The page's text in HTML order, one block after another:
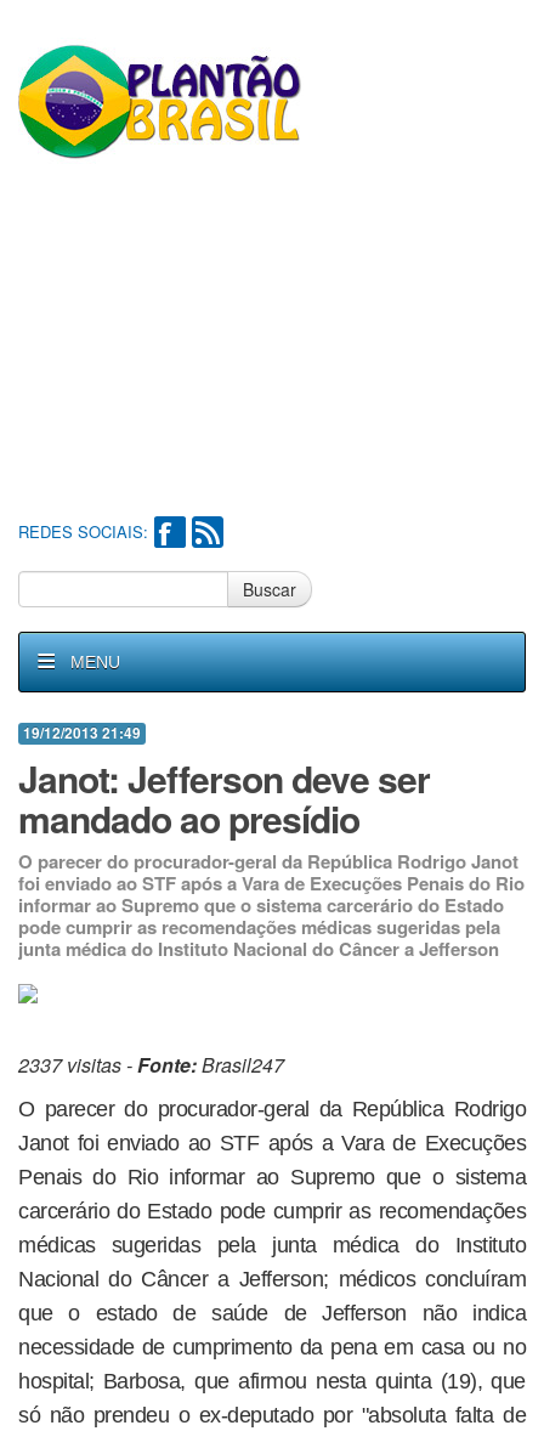
REDES SOCIAIS:
Buscar
MENU
19/12/2013 21:49
Janot: Jefferson deve ser
mandado ao presídio
O parecer do procurador-geral da República Rodrigo Janot
foi enviado ao STF após a Vara de Execuções Penais do Rio
informar ao Supremo que o sistema carcerário do Estado
pode cumprir as recomendações médicas sugeridas pela
junta médica do Instituto Nacional do Câncer a Jefferson
2337 visitas -Fonte:Brasil247
O parecer do procurador-geral da República Rodrigo
Janot foi enviado ao STF após a Vara de Execuções
Penais do Rio informar ao Supremo que o sistema
carcerário do Estado pode cumprir as recomendações
médicas sugeridas pela junta médica do Instituto
Nacional do Câncer a Jefferson; médicos concluíram
que o estado de saúde de Jefferson não indica
necessidade de cumprimento da pena em casa ou no
hospital; Barbosa, que afirmou nesta quinta (19), que
só não prendeu o ex-deputado por "absoluta falta de